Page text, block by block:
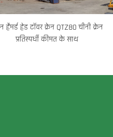
हैमर्ड हेड टॉवर क्रेन QTZ80 चीनी क्रेन
प्रतिस्पर्धी कीमत के साथ